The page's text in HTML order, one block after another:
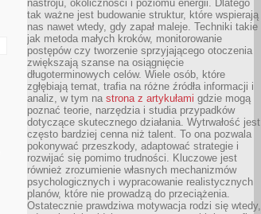
nastroju, okoliczności i poziomu energii. Dlatego
tak ważne jest budowanie struktur, które wspierają
nas nawet wtedy, gdy zapał maleje. Techniki takie
jak metoda małych kroków, monitorowanie
postępów czy tworzenie sprzyjającego otoczenia
zwiększają szanse na osiągnięcie
długoterminowych celów. Wiele osób, które
zgłębiają temat, trafia na różne źródła informacji i
analiz, w tym na strona z artykułami gdzie mogą
poznać teorie, narzędzia i studia przypadków
dotyczące skutecznego działania. Wytrwałość jest
często bardziej cenna niż talent. To ona pozwala
pokonywać przeszkody, adaptować strategie i
rozwijać się pomimo trudności. Kluczowe jest
również zrozumienie własnych mechanizmów
psychologicznych i wypracowanie realistycznych
planów, które nie prowadzą do przeciążenia.
Ostatecznie prawdziwa motywacja rodzi się wtedy,